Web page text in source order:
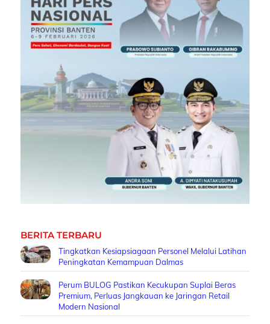
BERITA TERBARU
Tingkatkan Kesiapsiagaan Personel Melalui Latihan
Peningkatan Kemampuan Dalmas
Perum BULOG Pastikan Kecukupan Suplai Beras
Premium, Perluas Jangkauan ke Jaringan Retail
Modern Nasional